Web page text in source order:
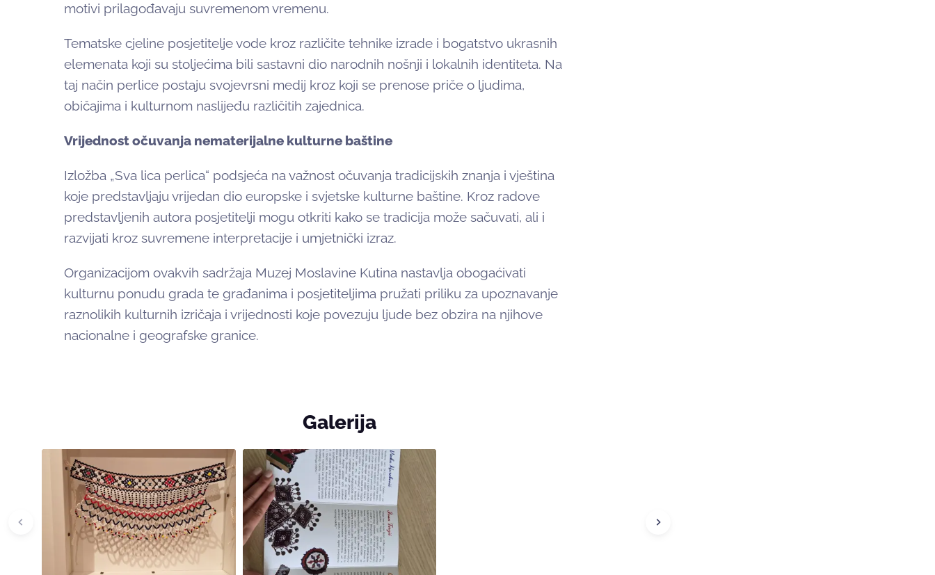
motivi prilagođavaju suvremenom vremenu.
Tematske cjeline posjetitelje vode kroz različite tehnike izrade i bogatstvo ukrasnih
elemenata koji su stoljećima bili sastavni dio narodnih nošnji i lokalnih identiteta. Na
taj način perlice postaju svojevrsni medij kroz koji se prenose priče o ljudima,
običajima i kulturnom naslijeđu različitih zajednica.
Vrijednost očuvanja nematerijalne kulturne baštine
Izložba „Sva lica perlica“ podsjeća na važnost očuvanja tradicijskih znanja i vještina
koje predstavljaju vrijedan dio europske i svjetske kulturne baštine. Kroz radove
predstavljenih autora posjetitelji mogu otkriti kako se tradicija može sačuvati, ali i
razvijati kroz suvremene interpretacije i umjetnički izraz.
Organizacijom ovakvih sadržaja Muzej Moslavine Kutina nastavlja obogaćivati
kulturnu ponudu grada te građanima i posjetiteljima pružati priliku za upoznavanje
raznolikih kulturnih izričaja i vrijednosti koje povezuju ljude bez obzira na njihove
nacionalne i geografske granice.
Galerija